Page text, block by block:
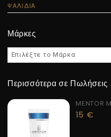
ΨΑΛΙΔΙΑ
Μάρκες
Περισσότερα σε Πωλήσεις
MENTOR
15 €